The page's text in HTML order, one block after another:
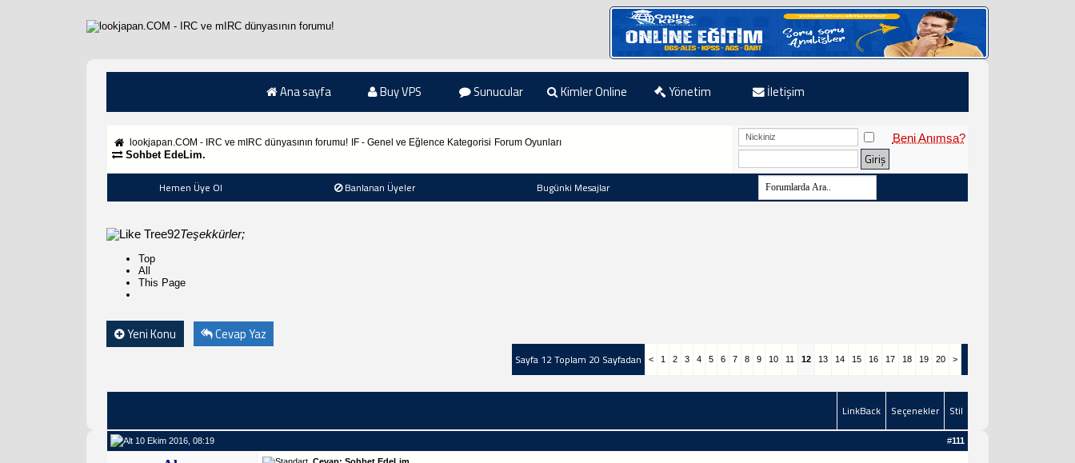
Ana sayfa Buy VPS Sunucular Kimler Online Yönetim İletişim
lookjapan.COM - IRC ve mIRC dünyasının forumu! IF - Genel ve Eğlence Kategorisi Forum Oyunları
Sohbet EdeLim.
Beni Anımsa?
Hemen Üye Ol Banlanan Üyeler Bugünki Mesajlar
92Teşekkürler;
Top
All
This Page
Yeni Konu Cevap Yaz
Sayfa 12 Toplam 20 Sayfadan < 1 2 3 4 5 6 7 8 9 10 11 12 13 14 15 16 17 18 19 20 >
LinkBack Seçenekler Stil
10 Ekim 2016, 08:19 #111